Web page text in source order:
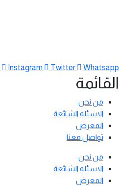
Instagram Twitter Whatsapp
القائمة
من نحن
الاسئلة الشائعة
المعرض
تواصل معنا
من نحن
الاسئلة الشائعة
المعرض